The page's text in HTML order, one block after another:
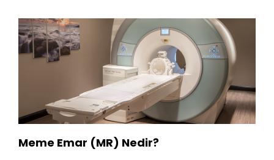
Spanish
Bulgarian
Meme Emar (MR) Nedir?